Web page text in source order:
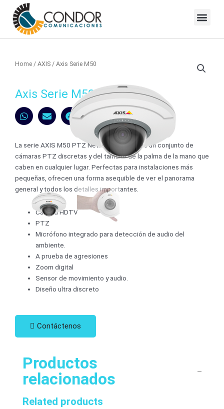
content
Home / AXIS / Axis Serie M50
Axis Serie M50
La serie AXIS M50 PTZ Network Camera es un conjunto de
cámaras PTZ discretas y del tamaño de la palma de la mano que
caben en cualquier lugar. Perfectas para instalaciones más
pequeñas, ofrecen una forma asequible de ver el panorama
general y todos los detalles importantes.
Calidad HDTV
PTZ
Micrófono integrado para detección de audio del
ambiente.
A prueba de agresiones
Zoom digital
Sensor de movimiento y audio.
Diseño ultra discreto
Contáctenos
Productos
relacionados
Related products